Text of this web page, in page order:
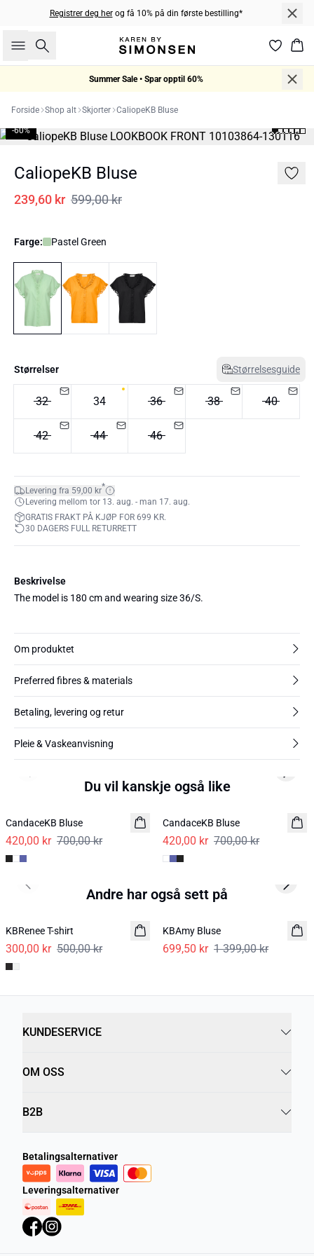
Registrer deg herog få 10% på din første bestilling*
Søk
Summer Sale • Spar opptil 60%
Forside Shop alt Skjorter CaliopeKB Bluse
-60%
CaliopeKB Bluse
239,60 kr 599,00 kr
Farge: Pastel Green
Størrelser Størrelsesguide
32 34 36 38 40
42 44 46
Levering fra 59,00 kr*
Levering mellom tor 13. aug. - man 17. aug.
GRATIS FRAKT PÅ KJØP FOR 699 KR.
30 DAGERS FULL RETURRETT
Beskrivelse
The model is 180 cm and wearing size 36/S.
Om produktet
Preferred fibres & materials
Betaling, levering og retur
Pleie & Vaskeanvisning
Du vil kanskje også like
CandaceKB Bluse
420,00 kr 700,00 kr
-40%
CandaceKB Bluse
420,00 kr 700,00 kr
Previous slide Next
Andre har også sett på
KBRenee T-shirt
300,00 kr 500,00 kr
-50%
KBAmy Bluse
699,50 kr 1 399,00 kr
Previous slide Next
KUNDESERVICE
OM OSS
B2B
Betalingsalternativer
Leveringsalternativer